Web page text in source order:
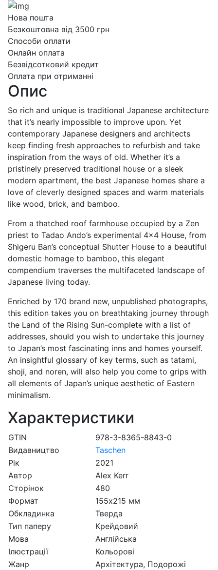
Нова пошта
Безкоштовна від 3500 грн
Способи оплати
Онлайн оплата
Безвідсотковий кредит
Оплата при отриманні
Опис
So rich and unique is traditional Japanese architecture
that it’s nearly impossible to improve upon. Yet
contemporary Japanese designers and architects
keep finding fresh approaches to refurbish and take
inspiration from the ways of old. Whether it’s a
pristinely preserved traditional house or a sleek
modern apartment, the best Japanese homes share a
love of cleverly designed spaces and warm materials
like wood, brick, and bamboo.
From a thatched roof farmhouse occupied by a Zen
priest to Tadao Ando’s experimental 4x4 House, from
Shigeru Ban’s conceptual Shutter House to a beautiful
domestic homage to bamboo, this elegant
compendium traverses the multifaceted landscape of
Japanese living today.
Enriched by 170 brand new, unpublished photographs,
this edition takes you on breathtaking journey through
the Land of the Rising Sun-complete with a list of
addresses, should you wish to undertake this journey
to Japan’s most fascinating inns and homes yourself.
An insightful glossary of key terms, such as tatami,
shoji, and noren, will also help you come to grips with
all elements of Japan’s unique aesthetic of Eastern
minimalism.
Характеристики
GTIN
978-3-8365-8843-0
Видавництво
Taschen
Рік
2021
Автор
Alex Kerr
Сторінок
480
Формат
155х215 мм
Обкладинка
Тверда
Тип паперу
Крейдовий
Мова
Англійська
Ілюстрації
Кольорові
Жанр
Архітектура, Подорожі